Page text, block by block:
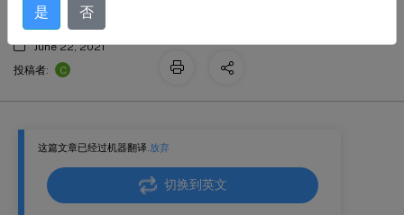
这篇文章已经过机器翻译.放弃
切换到英文
June 22, 2021
投稿者:
C
是 否